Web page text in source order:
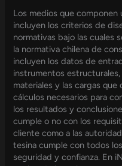
Los medios que
incluyen los criterios de
normativas bajo las cuales
la normativa chilena de
incluyen los datos de
instrumentos
materiales y las cargas
cálculos necesarios para
los resultados y
cumple o no con los
cliente como a las
tesina cumple con todos
seguridad y confianza. En